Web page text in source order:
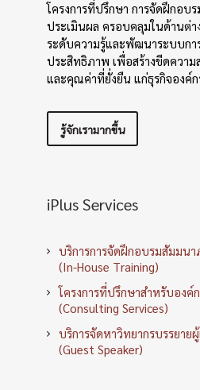
โครงการที่ปรึกษา การจัดฝึกอบ
ประเมินผล ครอบคลุมในด้านต่า
ระดับความรู้และพัฒนาระบบกา
ประสิทธิภาพ เพื่อสร้างขีดความ
และคุณค่าที่ยั่งยืน แก่ธุรกิจองค์
รู้จักเรามากขึ้น
iPlus Services
บริการการจัดฝึกอบรมสัมมนา
(In-House Training)
โครงการที่ปรึกษาสำหรับองค์
(Consulting Services)
บริการจัดหาวิทยากรบรรยาย
(Guest Speaker)